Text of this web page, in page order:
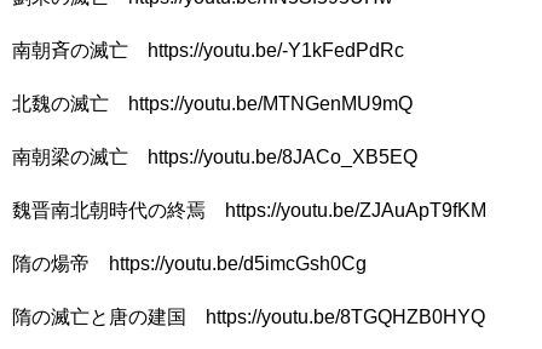
南朝斉の滅亡 https://youtu.be/-Y1kFedPdRc
北魏の滅亡 https://youtu.be/MTNGenMU9mQ
南朝梁の滅亡 https://youtu.be/8JACo_XB5EQ
魏晋南北朝時代の終焉 https://youtu.be/ZJAuApT9fKM
隋の煬帝 https://youtu.be/d5imcGsh0Cg
隋の滅亡と唐の建国 https://youtu.be/8TGQHZB0HYQ